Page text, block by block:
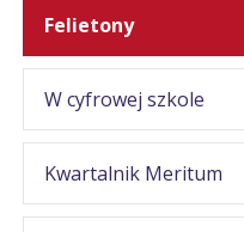
Felietony
W cyfrowej szkole
Kwartalnik Meritum